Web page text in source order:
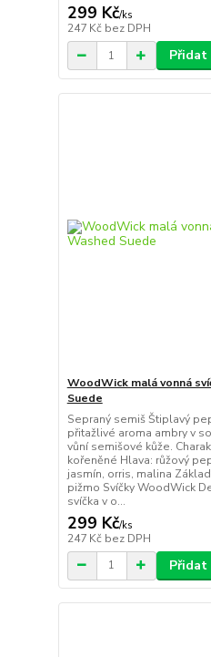
299 Kč/ks
247 Kč bez DPH
Přidat
WoodWick malá vonná
Suede
Sepraný semiš Štiplavý
přitažlivé aroma ambry v
vůní semišové kůže.
kořeněné Hlava: růžový
jasmín, orris, malina
pižmo Svíčky WoodWick
svíčka v o...
299 Kč/ks
247 Kč bez DPH
Přidat